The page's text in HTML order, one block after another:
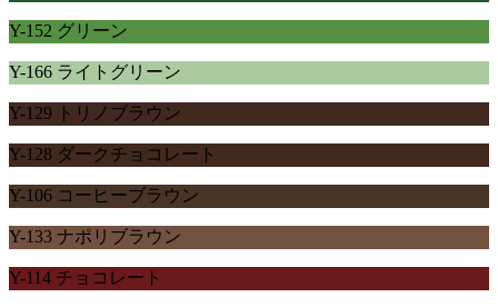
Y-152 グリーン
Y-166 ライトグリーン
Y-129 トリノブラウン
Y-128 ダークチョコレート
Y-106 コーヒーブラウン
Y-133 ナポリブラウン
Y-114 チョコレート